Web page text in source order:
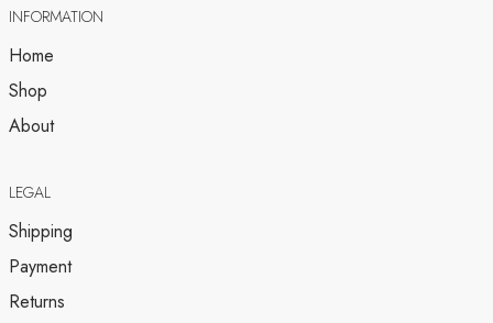
INFORMATION
Home
Shop
About
LEGAL
Shipping
Payment
Returns